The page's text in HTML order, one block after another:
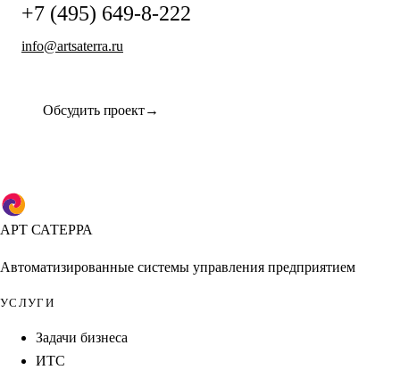
+7 (495) 649-8-222
info@artsaterra.ru
Обсудить проект
АРТ САТЕРРА
Автоматизированные системы управления предприятием
УСЛУГИ
Задачи бизнеса
ИТС